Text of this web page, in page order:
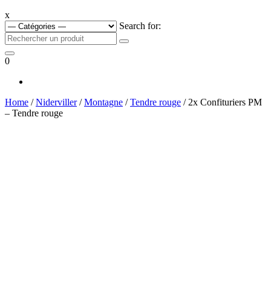
x
Search for:
0
Home /Niderviller/Montagne /Tendre rouge / 2x Confituriers PM
– Tendre rouge